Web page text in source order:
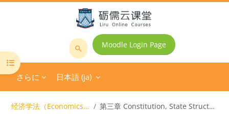
メインコンテンツへスキップする
コ
ス
を
検
Moodle Login Page
さらに 日本語 ‎(ja)‎
コースインデックスを開く
经济学法（Economics Law）全英课程 第三章 Constitution, State Structure, and Human Rights